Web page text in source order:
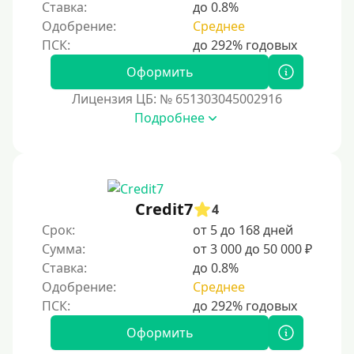
С помощью системы быстрых платежей (СБП)
Способы получения
Без активации сервиса
Не выходя из дома
Без посещения офиса
В офисе
В ломбарде
Роботы займов
Перевод денег на карту через Telegram
Бесплатное использование без списания средств с
Ставка:
до 0.8%
Одобрение:
Среднее
Оформить
Лицензия ЦБ: № 651303045002916
Подробнее
Credit7
4
Срок:
от 5 до 168 дней
Сумма:
от 3 000 до 50 000 ₽
Ставка:
до 0.8%
Одобрение:
Среднее
Оформить